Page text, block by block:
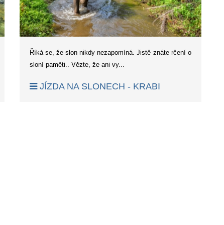
Říká se, že slon nikdy nezapomíná. Jistě znáte rčení o
sloní paměti.. Vězte, že ani vy...
JÍZDA NA SLONECH - KRABI